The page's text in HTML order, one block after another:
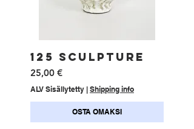
125 SCULPTURE
Hinta
25,00 €
ALV Sisällytetty | Shipping info
OSTA OMAKSI